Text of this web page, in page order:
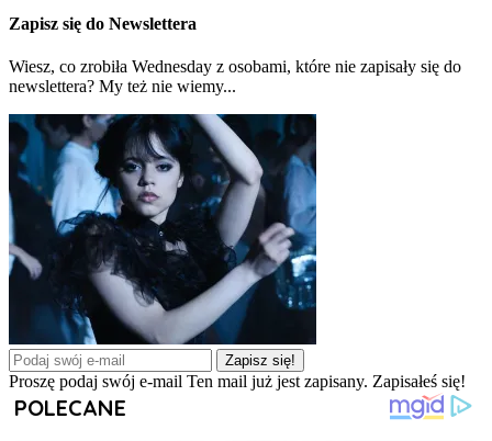
Zapisz się do Newslettera
Wiesz, co zrobiła Wednesday z osobami, które nie zapisały się do
newslettera? My też nie wiemy...
Zapisz się!
Proszę podaj swój e-mail Ten mail już jest zapisany. Zapisałeś się!